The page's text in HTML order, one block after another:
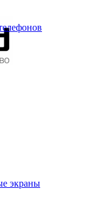
экраны